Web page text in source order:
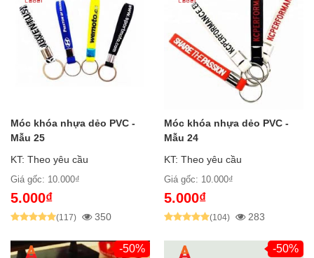
Móc khóa nhựa dẻo PVC -
Mẫu 25
KT: Theo yêu cầu
Giá gốc: 10.000₫
5.000₫
(117) 350
Móc khóa nhựa dẻo PVC -
Mẫu 24
KT: Theo yêu cầu
Giá gốc: 10.000₫
5.000₫
(104) 283
-50% -50%